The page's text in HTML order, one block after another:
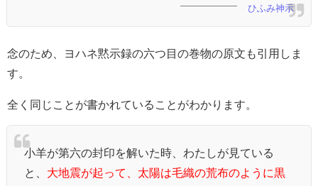
ひふみ神示
念のため、ヨハネ黙示録の六つ目の巻物の原文も引用しま
す。
全く同じことが書かれていることがわかります。
小羊が第六の封印を解いた時、わたしが見ている
と、 大地震が起って、太陽は毛織の荒布のように黒